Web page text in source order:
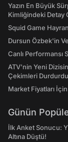
Yazın En Büyük
Kimliğindeki Detay
Squid Game
Dursun Özbek'in
Canlı Performansı
ATV'nin Yeni
Çekimleri Durdurdu
Market Fiyatları
Günün
İlk Anket Sonucu:
Altına Düştü!